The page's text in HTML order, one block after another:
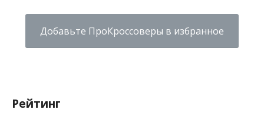
Добавьте ПроКроссоверы в избранное
Рейтинг